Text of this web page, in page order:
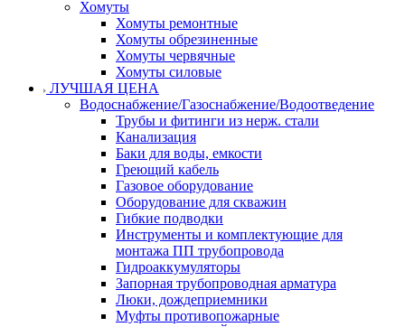
Хомуты
Хомуты ремонтные
Хомуты обрезиненные
Хомуты червячные
Хомуты силовые
ЛУЧШАЯ ЦЕНА
Водоснабжение/Газоснабжение/Водоотведение
Трубы и фитинги из нерж. стали
Канализация
Баки для воды, емкости
Греющий кабель
Газовое оборудование
Оборудование для скважин
Гибкие подводки
Инструменты и комплектующие для
монтажа ПП трубопровода
Гидроаккумуляторы
Запорная трубопроводная арматура
Люки, дождеприемники
Муфты противопожарные